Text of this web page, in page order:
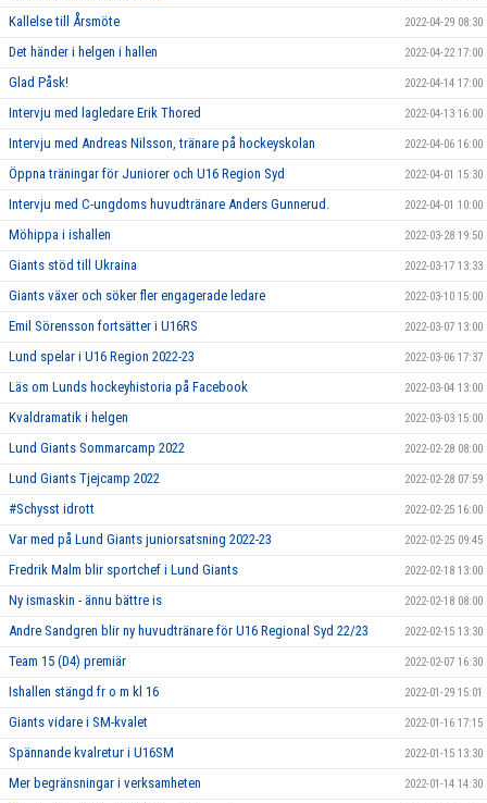
Kallelse till Årsmöte 2022-04-29 08:30
Det händer i helgen i hallen 2022-04-22 17:00
Glad Påsk! 2022-04-14 17:00
Intervju med lagledare Erik Thored 2022-04-13 16:00
Intervju med Andreas Nilsson, tränare på hockeyskolan 2022-04-06 16:00
Öppna träningar för Juniorer och U16 Region Syd 2022-04-01 15:30
Intervju med C-ungdoms huvudtränare Anders Gunnerud. 2022-04-01 10:00
Möhippa i ishallen 2022-03-28 19:50
Giants stöd till Ukraina 2022-03-17 13:33
Giants växer och söker fler engagerade ledare 2022-03-10 15:00
Emil Sörensson fortsätter i U16RS 2022-03-07 13:00
Lund spelar i U16 Region 2022-23 2022-03-06 17:37
Läs om Lunds hockeyhistoria på Facebook 2022-03-04 13:00
Kvaldramatik i helgen 2022-03-03 15:00
Lund Giants Sommarcamp 2022 2022-02-28 08:00
Lund Giants Tjejcamp 2022 2022-02-28 07:59
#Schysst idrott 2022-02-25 16:00
Var med på Lund Giants juniorsatsning 2022-23 2022-02-25 09:45
Fredrik Malm blir sportchef i Lund Giants 2022-02-18 13:00
Ny ismaskin - ännu bättre is 2022-02-18 08:00
Andre Sandgren blir ny huvudtränare för U16 Regional Syd 22/23 2022-02-15 13:30
Team 15 (D4) premiär 2022-02-07 16:30
Ishallen stängd fr o m kl 16 2022-01-29 15:01
Giants vidare i SM-kvalet 2022-01-16 17:15
Spännande kvalretur i U16SM 2022-01-15 13:30
Mer begränsningar i verksamheten 2022-01-14 14:30